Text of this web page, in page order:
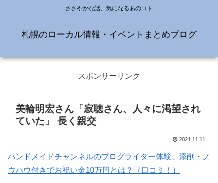
ささやかな話、気になるあのコト
札幌のローカル情報・イベントまとめブログ
スポンサーリンク
美輪明宏さん「寂聴さん、人々に渇望され
ていた」 長く親交
2021.11.11
ハンドメイドチャンネルのブログライター体験、添削・ノ
ウハウ付きでお祝い金10万円とは？（口コミ！）